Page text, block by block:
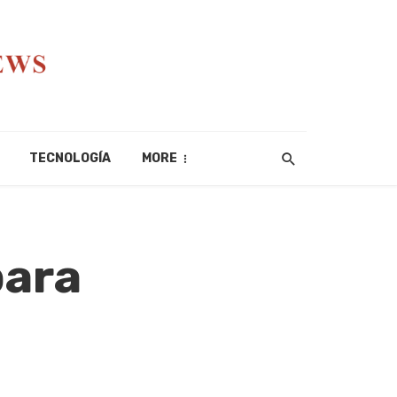
TECNOLOGÍA MORE